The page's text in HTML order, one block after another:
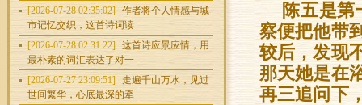
[2026-07-28 02:35:02]
作者将个人情感与城
市记忆交织，这首诗词读
[2026-07-28 02:31:22]
这首诗应景应情，用
最朴素的词汇表达了对一
[2026-07-27 23:09:51]
走遍千山万水，见过
世间繁华，心底最深的牵
陈五是
察便把他带
较后，发现
那天她是在
再三追问下